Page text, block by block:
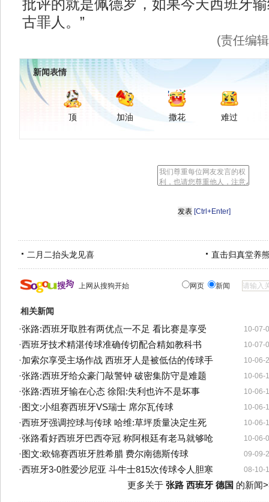
批评的就是佩德罗，如果今天西班牙
古罪人。”
(责任编
新闻表情
顶 加油 撒花 难过
[Ctrl+Enter]
二月二抬头龙见喜 直击归真堂养
上网从搜狗开始 网页 新闻
相关新闻
10-07-
·张路:西班牙取胜有两优点一不足 看比赛是享受
10-07-
·西班牙技术精湛传球准确传切配合精如教科书
10-06-
·加索尔享受主场作战 西班牙人是被低估的传球手
10-06-
·张路:西班牙给众豪门敲警钟 破密集防守是难题
10-06-
·张路:西班牙输在心态 徐阳:失利也许不是坏事
10-06-
· 图文:小组赛西班牙VS瑞士 席尔瓦传球
10-06-
·西班牙强调控球与传球 哈维:草坪质量决定生死
10-06-
·张路看好西班牙巴西夺冠 称阿根廷有老马就够呛
09-09-
· 图文:欧锦赛西班牙胜希腊 费尔南德斯传球
08-10-
·西班牙3-0胜爱沙尼亚 斗牛士815次传球令人胆寒
更多关于 张路 西班牙 德国 的新闻